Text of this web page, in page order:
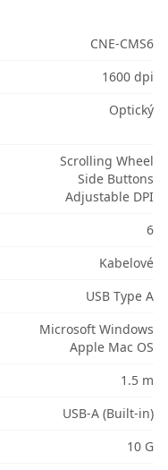
CNE-CMS6
1600 dpi
Optický
Scrolling Wheel
Side Buttons
Adjustable DPI
6
Kabelové
USB Type A
Microsoft Windows
Apple Mac OS
1.5 m
USB-A (Built-in)
10 G